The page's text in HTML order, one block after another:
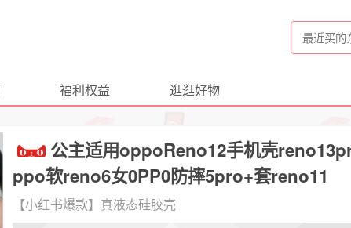
福利权益 逛逛好物
公主适用oppoReno12手机壳
ppo软reno6女0PP0防摔5pro+套reno11
【小红书爆款】真液态硅胶壳